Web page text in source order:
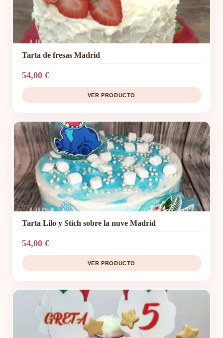
Tarta de fresas Madrid
54,00 €
VER PRODUCTO
Tarta Lilo y Stich sobre la nuve Madrid
54,00 €
VER PRODUCTO